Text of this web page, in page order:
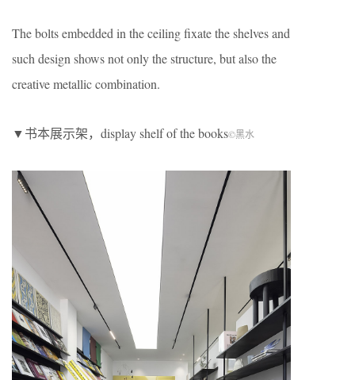
The bolts embedded in the ceiling fixate the shelves and
such design shows not only the structure, but also the
creative metallic combination.
▼书本展示架，display shelf of the books©黑水